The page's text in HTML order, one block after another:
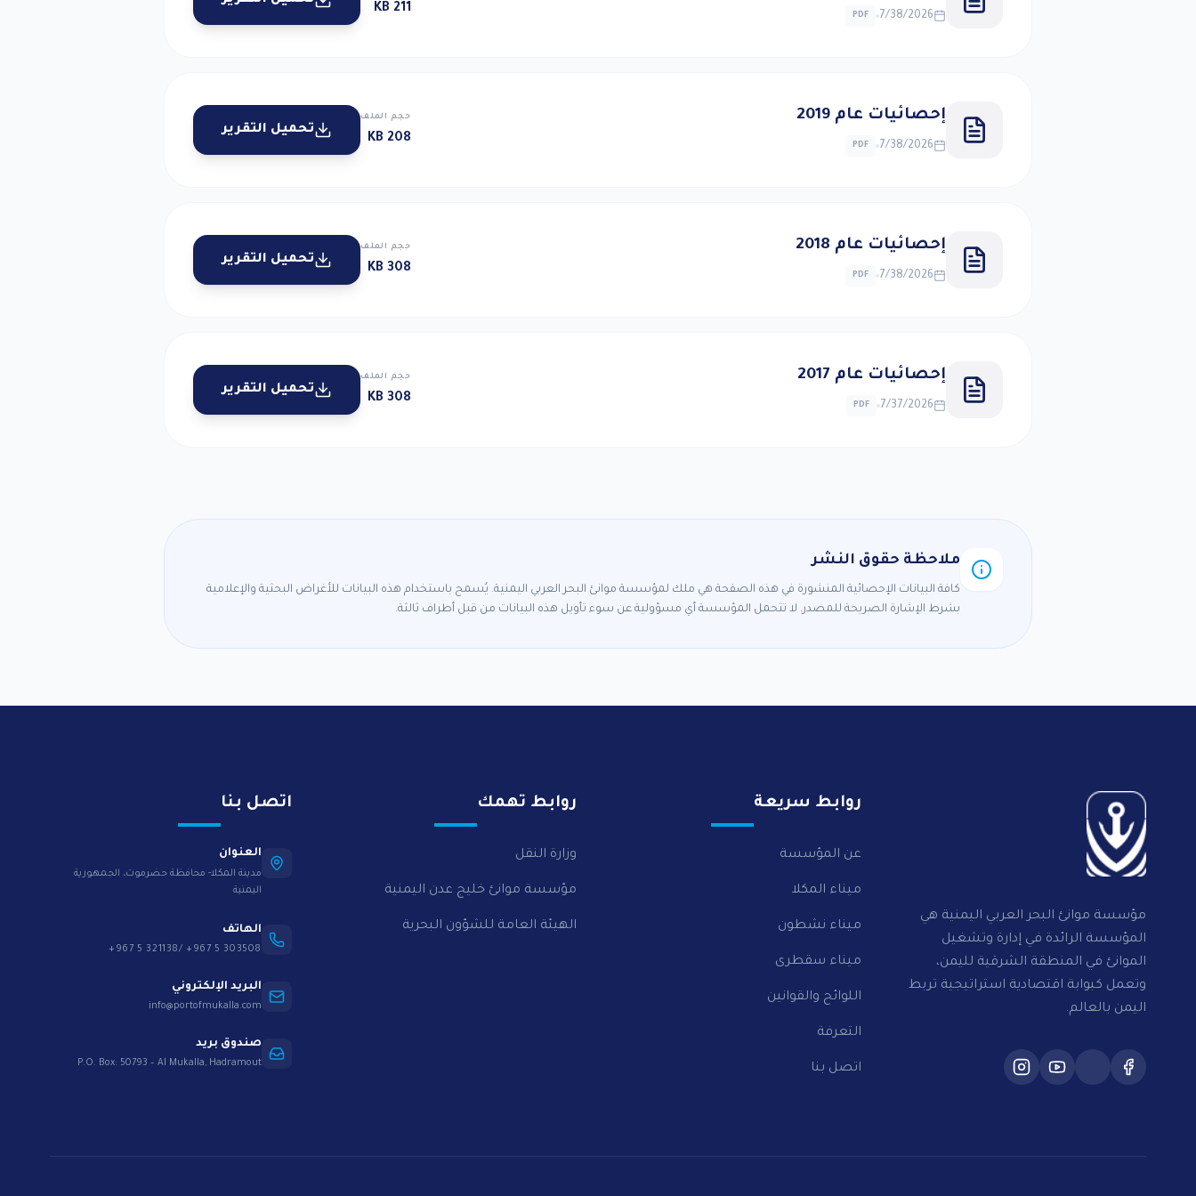
7/38/2026
PDF
211 KB
إحصائيات عام 2019
7/38/2026
PDF
حجم الملف
208 KB
تحميل التقرير
إحصائيات عام 2018
7/38/2026
PDF
حجم الملف
308 KB
تحميل التقرير
إحصائيات عام 2017
7/37/2026
PDF
حجم الملف
308 KB
تحميل التقرير
ملاحظة حقوق النشر
كافة البيانات الإحصائية المنشورة في هذه الصفحة هي ملك لمؤسسة موانئ البحر العربي اليمنية. يُسمح باستخدام هذه البيانات للأغراض البحثية والإعلامية
بشرط الإشارة الصريحة للمصدر. لا تتحمل المؤسسة أي مسؤولية عن سوء تأويل هذه البيانات من قبل أطراف ثالثة.
مؤسسة موانئ البحر العربي اليمنية هي
المؤسسة الرائدة في إدارة وتشغيل
الموانئ في المنطقة الشرقية لليمن،
وتعمل كبوابة اقتصادية استراتيجية تربط
اليمن بالعالم.
روابط سريعة
عن المؤسسة
ميناء المكلا
ميناء نشطون
ميناء سقطرى
اللوائح والقوانين
التعرفة
اتصل بنا
روابط تهمك
وزارة النقل
مؤسسة موانئ خليج عدن اليمنية
الهيئة العامة للشؤون البحرية
اتصل بنا
العنوان
مدينة المكلا- محافظة حضرموت، الجمهورية
اليمنية
الهاتف
+967 5 321138/ +967 5 303508
البريد الإلكتروني
info@portofmukalla.com
صندوق بريد
P.O. Box: 50793 – Al Mukalla, Hadramout